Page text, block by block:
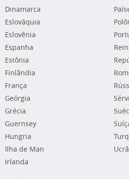
Dinamarca
Eslováquia
Eslovênia
Espanha
Estônia
Finlândia
França
Geórgia
Grécia
Guernsey
Hungria
Ilha de Man
Irlanda